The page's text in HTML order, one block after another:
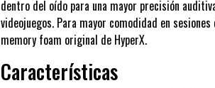
dentro del oído para una mayor precisión
videojuegos. Para mayor comodidad en
memory foam original de HyperX.
Características